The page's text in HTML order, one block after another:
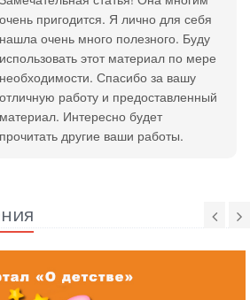
очень пригодится. Я лично для себя
нашла очень много полезного. Буду
использовать этот материал по мере
необходимости. Спасибо за вашу
отличную работу и предоставленный
материал. Интересно будет
прочитать другие ваши работы.